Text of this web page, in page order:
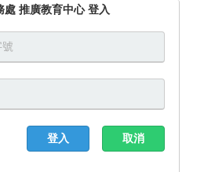
處 推廣教育中心 登入
取消
登入